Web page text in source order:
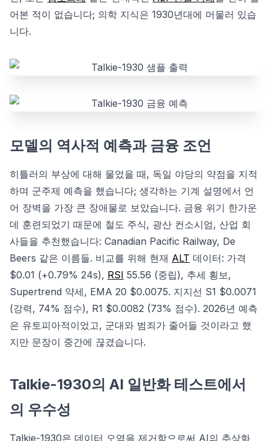
어본 적이 없습니다; 의학 지식은 1930년대에 머물러 있습
니다.
모델의 역사적 예측과 금융 조언
히틀러의 부상에 대해 물었을 때, 독일 야당의 약점을 지적
하며 군주제 예측을 했습니다; 생각하는 기계 설명에서 언
어 장벽을 가장 큰 장애물로 보았습니다. 금융 위기 한가운
데 훈련되었기 때문에 철도 주식, 광산 컨소시엄, 산업 회
사들을 추천했습니다: Canadian Pacific Railway, De
Beers 같은 이름들. 비교를 위해 현재 ALT 데이터: 가격
$0.01 (+0.79% 24s), RSI 55.56 (중립), 추세 횡보,
Supertrend 약세, EMA 20 $0.0075. 지지선 S1 $0.0071
(강력, 74% 점수), R1 $0.0082 (73% 점수). 2026년 예측
은 유토피아적이었고, 군대와 범죄가 줄어들 것이라고 했
지만 문장이 중간에 끊겼습니다.
Talkie-1930의 AI 일반화 테스트에서
의 우수성
Talkie-1930은 데이터 오염을 제거함으로써 AI의 추상화